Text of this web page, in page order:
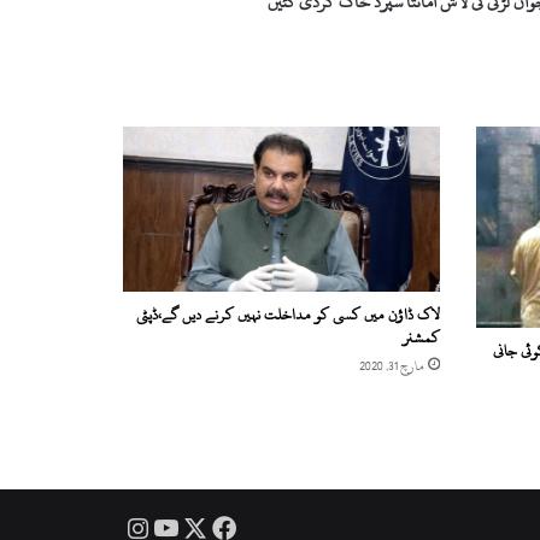
جانی
لاک ڈاؤن میں کسی کو مداخلت نہیں کرنے دیں گے،ڈپٹی
کمشنر
مارچ 31, 2020
Facebook
X
YouTube